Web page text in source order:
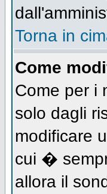
Torna in
Come
Come per i
solo dagli
modificare
cui �
allora il